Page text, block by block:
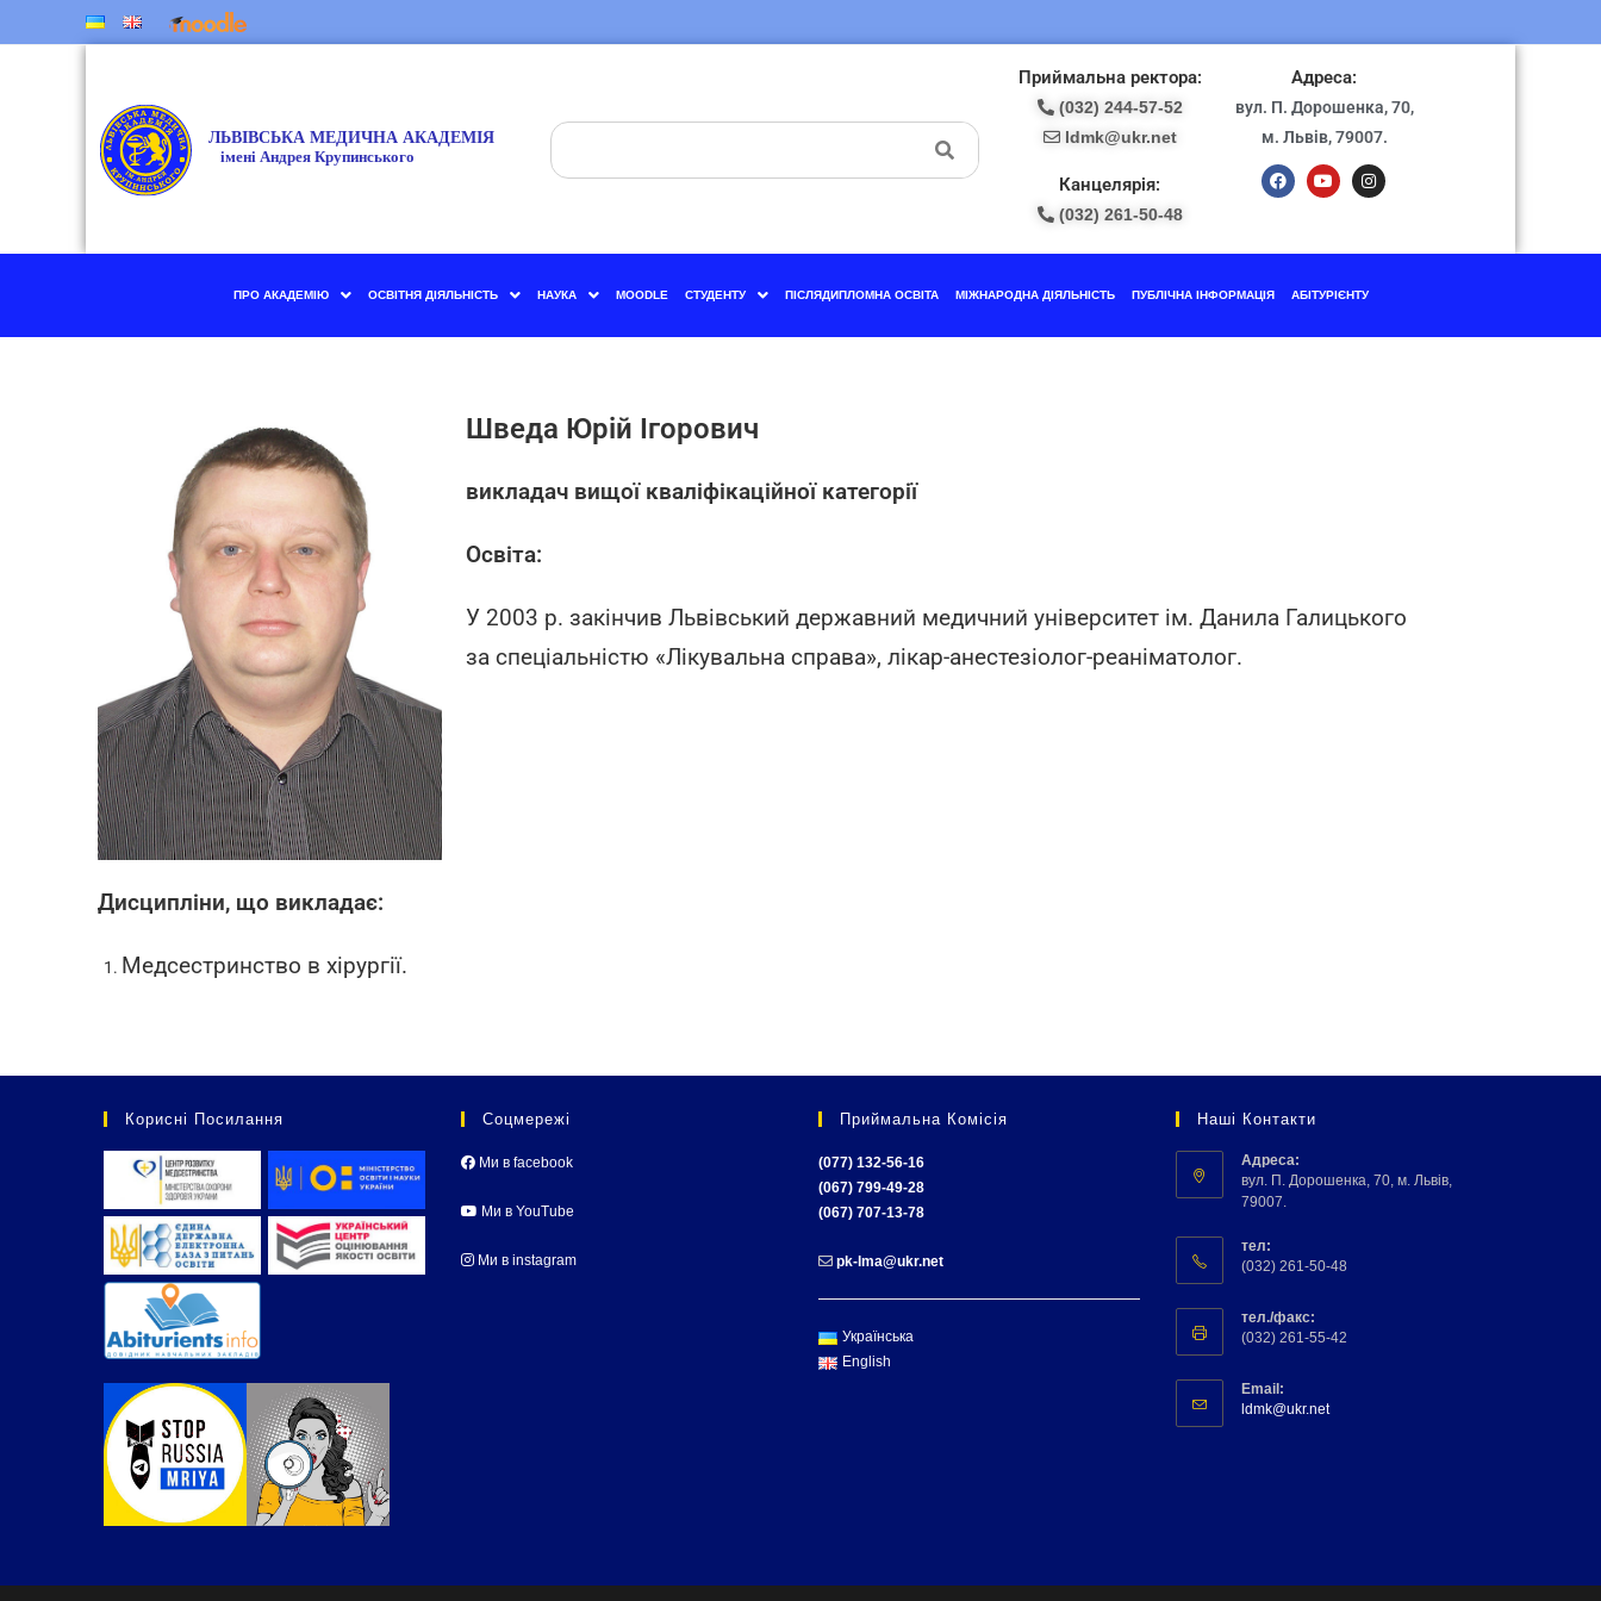
Приймальна ректора:
(032) 244-57-52
ldmk@ukr.net
Канцелярія:
(032) 261-50-48
Адреса:
вул. П. Дорошенка, 70,
м. Львів, 79007.
ПРО АКАДЕМІЮ ОСВІТНЯ ДІЯЛЬНІСТЬ НАУКА MOODLE СТУДЕНТУ ПІСЛЯДИПЛОМНА ОСВІТА МІЖНАРОДНА ДІЯЛЬНІСТЬ ПУБЛІЧНА ІНФОРМАЦІЯ АБІТУРІЄНТУ
Шведа Юрій Ігорович
викладач вищої кваліфікаційної категорії
Освіта:
У 2003 р. закінчив Львівський державний медичний університет ім. Данила Галицького
за спеціальністю «Лікувальна справа», лікар-анестезіолог-реаніматолог.
Дисципліни, що викладає:
Медсестринство в хірургії.
Корисні Посилання Соцмережі
Ми в facebook
Ми в YouTube
Ми в instagram
Приймальна Комісія
(077) 132-56-16
(067) 799-49-28
(067) 707-13-78
pk-lma@ukr.net
Українська
English
Наші Контакти
Адреса:
вул. П. Дорошенка, 70, м. Львів,
79007.
тел:
(032) 261-50-48
тел./факс:
(032) 261-55-42
Email:
ldmk@ukr.net